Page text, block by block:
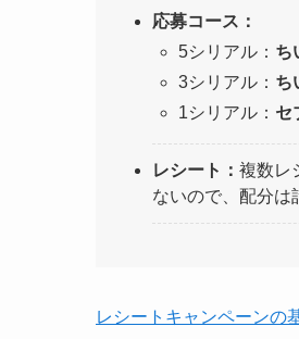
応募コース：
5シリアル： ち
3シリアル： ち
1シリアル： セ
レシート： 複数レ
ないので、配分は
レシートキャンペーンの